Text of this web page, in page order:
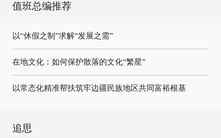
值班总编推荐
以“休假之制”求解“发展之需”
在地文化：如何保护散落的文化“繁星”
以常态化精准帮扶筑牢边疆民族地区共同富裕根基
追思